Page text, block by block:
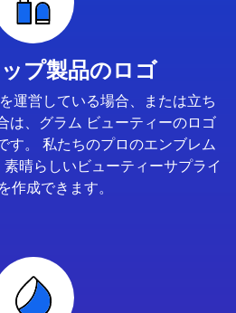
プ製品のロゴ
運営している場合、または立ち
は、グラム ビューティーのロゴ
す。 私たちのプロのエンブレム
晴らしいビューティーサプライ
作成できます。